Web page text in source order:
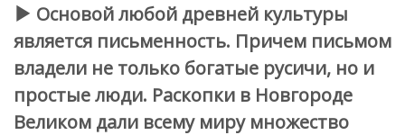
Основой любой древней культуры
является письменность. Причем письмом
владели не только богатые русичи, но и
простые люди. Раскопки в Новгороде
Великом дали всему миру множество